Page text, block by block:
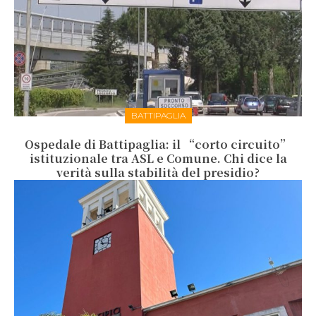
BATTIPAGLIA
Ospedale di Battipaglia: il “corto circuito”
istituzionale tra ASL e Comune. Chi dice la
verità sulla stabilità del presidio?